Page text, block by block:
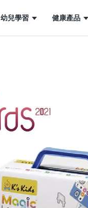
幼兒學習 健康產品